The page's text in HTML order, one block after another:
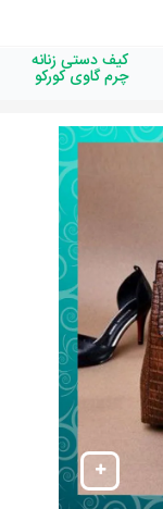
کیف دستی زنانه
چرم گاوی کورکو